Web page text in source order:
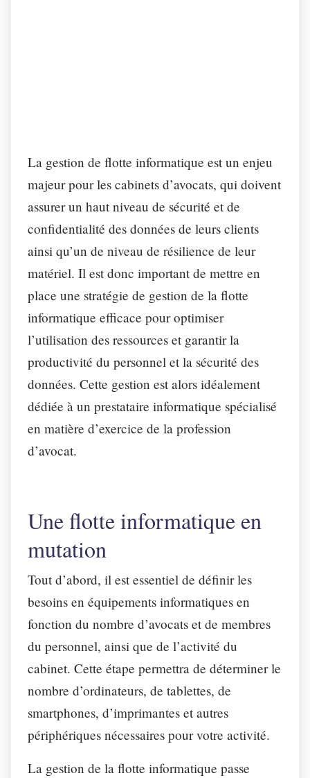
La gestion de flotte informatique est un enjeu
majeur pour les cabinets d’avocats, qui doivent
assurer un haut niveau de sécurité et de
confidentialité des données de leurs clients
ainsi qu’un de niveau de résilience de leur
matériel. Il est donc important de mettre en
place une stratégie de gestion de la flotte
informatique efficace pour optimiser
l’utilisation des ressources et garantir la
productivité du personnel et la sécurité des
données. Cette gestion est alors idéalement
dédiée à un prestataire informatique spécialisé
en matière d’exercice de la profession
d’avocat.
Une flotte informatique en
mutation
Tout d’abord, il est essentiel de définir les
besoins en équipements informatiques en
fonction du nombre d’avocats et de membres
du personnel, ainsi que de l’activité du
cabinet. Cette étape permettra de déterminer le
nombre d’ordinateurs, de tablettes, de
smartphones, d’imprimantes et autres
périphériques nécessaires pour votre activité.
La gestion de la flotte informatique passe